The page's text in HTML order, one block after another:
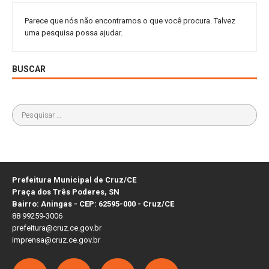
Parece que nós não encontramos o que você procura. Talvez
uma pesquisa possa ajudar.
BUSCAR
Prefeitura Municipal de Cruz/CE
Praça dos Três Poderes, SN
Bairro: Aningas - CEP: 62595-000 - Cruz/CE
88 99259-3006
prefeitura@cruz.ce.gov.br
imprensa@cruz.ce.gov.br